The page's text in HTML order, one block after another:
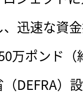
迅速な資
万ポンド
DEFRA）